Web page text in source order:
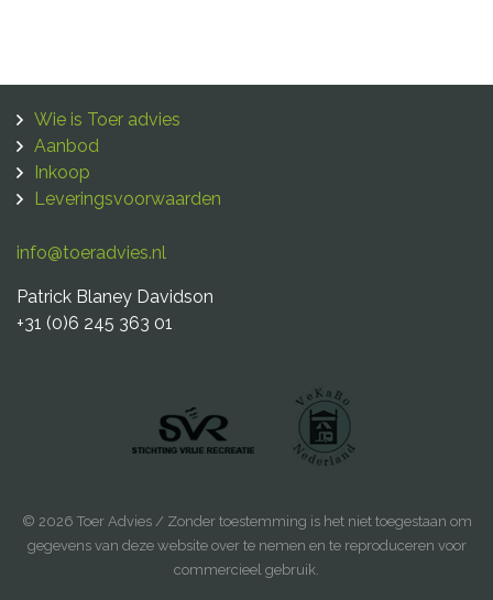
Wie is Toer advies
Aanbod
Inkoop
Leveringsvoorwaarden
info@toeradvies.nl
Patrick Blaney Davidson
+31 (0)6 245 363 01
© 2026 Toer Advies / Zonder toestemming is het niet toegestaan om
gegevens van deze website over te nemen en te reproduceren voor
commercieel gebruik.